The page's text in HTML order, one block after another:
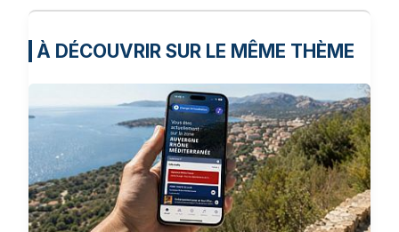
À DÉCOUVRIR SUR LE MÊME THÈME